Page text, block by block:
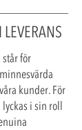
för
kunder. För
i sin roll